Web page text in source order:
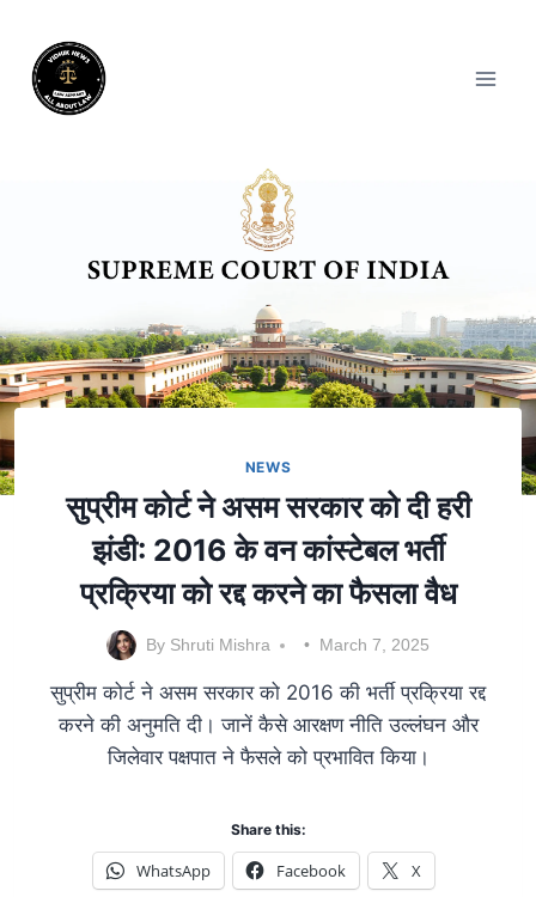
NEWS
सुप्रीम कोर्ट ने असम सरकार को दी हरी
झंडी: 2016 के वन कांस्टेबल भर्ती
प्रक्रिया को रद्द करने का फैसला वैध
By Shruti Mishra March 7, 2025
सुप्रीम कोर्ट ने असम सरकार को 2016 की भर्ती प्रक्रिया रद्द
करने की अनुमति दी। जानें कैसे आरक्षण नीति उल्लंघन और
जिलेवार पक्षपात ने फैसले को प्रभावित किया।
Share this:
WhatsApp Facebook X